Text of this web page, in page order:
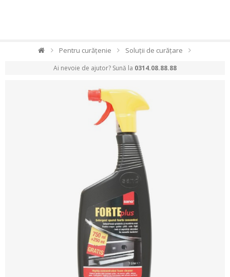
Pentru curățenie Soluții de curățare
Ai nevoie de ajutor? Sună la 0314.08.88.88